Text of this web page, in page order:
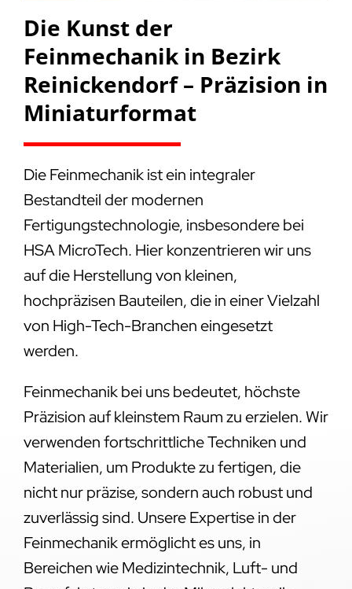
Die Kunst der
Feinmechanik in Bezirk
Reinickendorf – Präzision in
Miniaturformat
Die Feinmechanik ist ein integraler
Bestandteil der modernen
Fertigungstechnologie, insbesondere bei
HSA MicroTech. Hier konzentrieren wir uns
auf die Herstellung von kleinen,
hochpräzisen Bauteilen, die in einer Vielzahl
von High-Tech-Branchen eingesetzt
werden.
Feinmechanik bei uns bedeutet, höchste
Präzision auf kleinstem Raum zu erzielen. Wir
verwenden fortschrittliche Techniken und
Materialien, um Produkte zu fertigen, die
nicht nur präzise, sondern auch robust und
zuverlässig sind. Unsere Expertise in der
Feinmechanik ermöglicht es uns, in
Bereichen wie Medizintechnik, Luft- und